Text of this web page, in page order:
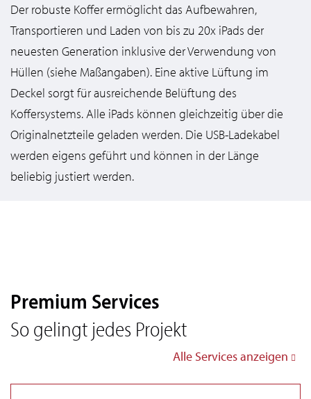
Der robuste Koffer ermöglicht das Aufbewahren,
Transportieren und Laden von bis zu 20x iPads der
neuesten Generation inklusive der Verwendung von
Hüllen (siehe Maßangaben). Eine aktive Lüftung im
Deckel sorgt für ausreichende Belüftung des
Koffersystems. Alle iPads können gleichzeitig über die
Originalnetzteile geladen werden. Die USB-Ladekabel
werden eigens geführt und können in der Länge
beliebig justiert werden.
Premium Services
So gelingt jedes Projekt
Alle Services anzeigen